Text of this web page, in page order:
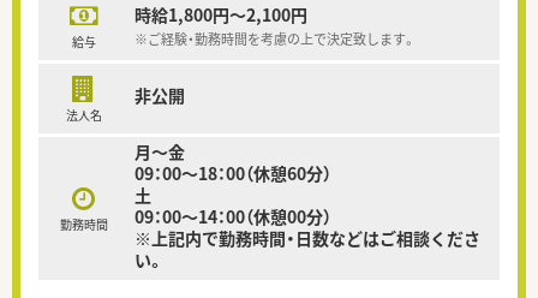
給与
時給1,800円～2,100円
※ご経験・勤務時間を考慮の上で決定致します。
法人名
非公開
勤務時間
月～金
09：00～18：00（休憩60分）
土
09：00～14：00（休憩00分）
※上記内で勤務時間・日数などはご相談くださ
い。